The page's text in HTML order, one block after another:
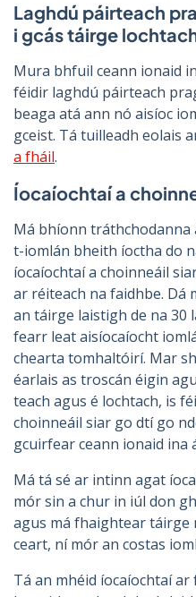
Laghdú páirteach
i gcás táirge
Mura bhfuil ceann ionaid
féidir laghdú páirteach
beaga atá ann nó aisíoc
gceist. Tá tuilleadh eolais
a fháil.
Íocaíochtaí a
Má bhíonn tráthchodanna
t-iomlán bheith íoctha do
íocaíochtaí a choinneáil
ar réiteach na faidhbe. Dá
an táirge laistigh de na 30
fearr leat aisíocaíocht
chearta tomhaltóirí. Mar
éarlais as troscán éigin
teach agus é lochtach, is
choinneáil siar go dtí go
gcuirfear ceann ionaid ina
Má tá sé ar intinn agat
mór sin a chur in iúl don
agus má fhaightear táirge
ceart, ní mór an costas
Tá an mhéid íocaíochtaí